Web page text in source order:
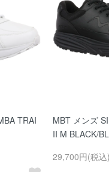
TRAI
MBT メンズ
II M BLACK/
29,700円(税込)